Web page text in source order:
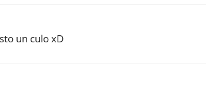
un culo xD